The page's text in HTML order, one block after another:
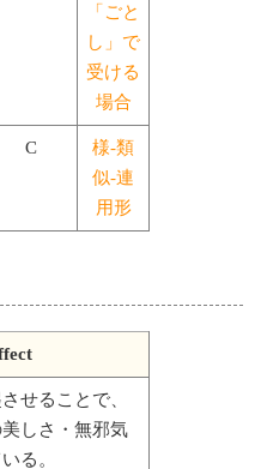
「ごと
し」で
受ける
場合
C
様-類
似-連
用形
せることで、
しさ・無邪気
る。